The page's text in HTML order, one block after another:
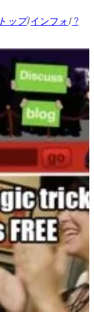
トップ/インフォ/ ?